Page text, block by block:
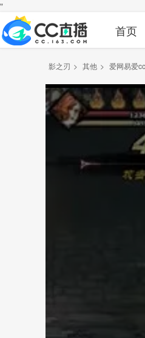
"
首页
影之刃 > 其他 > 爱网易爱cc